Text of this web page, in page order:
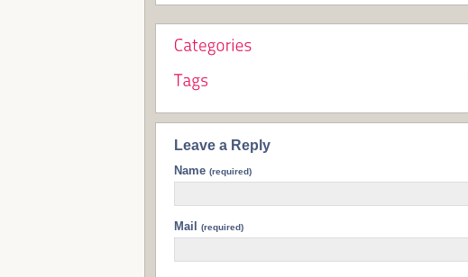
Leave a Reply
Name (required)
Mail (required)